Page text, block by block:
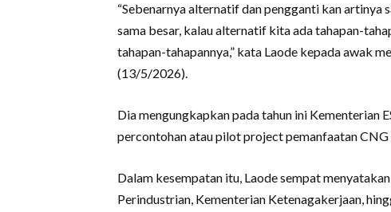
“Sebenarnya alternatif dan pengganti kan artinya
sama besar, kalau alternatif kita ada tahapan-
tahapan-tahapannya,” kata Laode kepada awak
(13/5/2026).
Dia mengungkapkan pada tahun ini Kementerian
percontohan atau pilot project pemanfaatan
Dalam kesempatan itu, Laode sempat
Perindustrian, Kementerian Ketenagakerjaan,